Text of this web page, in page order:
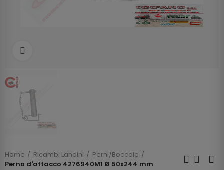
Home Ricambi Landini
Perni/Boccole
Perno d'attacco 4276940M1 Ø 50x244 mm